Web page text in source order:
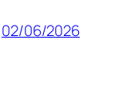
02/06/2026